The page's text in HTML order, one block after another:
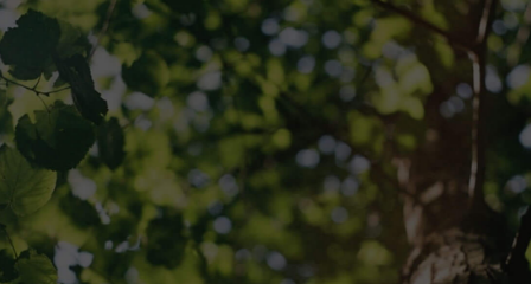
ぽかぽか通信
シンエイ通信ブログ版
会社概要
お問い合わせ
資料請求
専用請求書のダウンロード